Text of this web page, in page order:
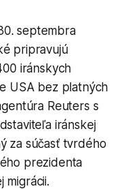
septembra
pripravujú
iránskych
USA bez platných
Reuters s
iránskej
za súčasť tvrdého
prezidenta
migrácii.